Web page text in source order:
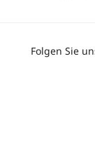
Folgen Sie